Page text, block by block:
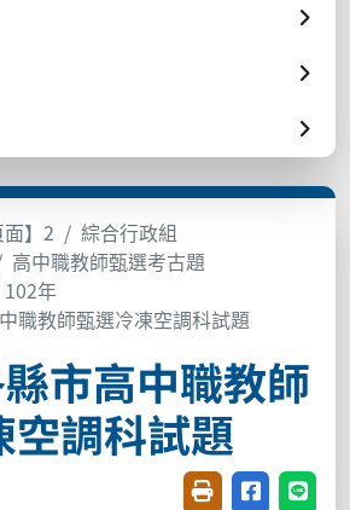
面】2
綜合行政組
高中職教師甄選考古題
102年
職教師甄選冷凍空調科試題
市高中職教師
空調科試題
友善列印(開新視
分享至臉書
分享